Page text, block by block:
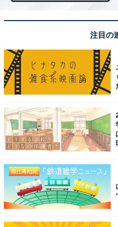
「奥武雄温泉 風の森」は
注目の